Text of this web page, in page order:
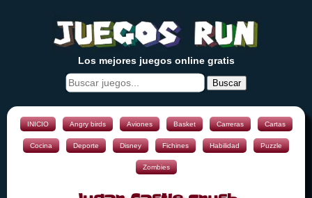
Los mejores juegos online gratis
Buscar
INICIO Angry birds Aviones Basket Carreras Cartas
Cocina Deporte Disney Fichines Habilidad Puzzle
Zombies